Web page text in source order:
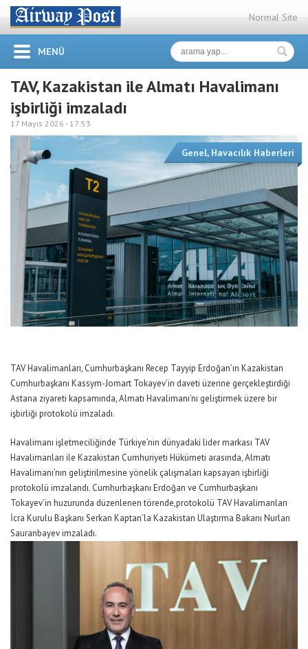
Normal Site
MENÜ
TAV, Kazakistan ile Almatı Havalimanı
işbirliği imzaladı
17 Mayıs 2026 - 17:53
Genel, Havacılık Haberleri
TAV Havalimanları, Cumhurbaşkanı Recep Tayyip Erdoğan’ın Kazakistan
Cumhurbaşkanı Kassym-Jomart Tokayev’in daveti üzerine gerçekleştirdiği
Astana ziyareti kapsamında,Almatı Havalimanı’nı geliştirmek üzere bir
işbirliği protokolü imzaladı.
Havalimanı işletmeciliğinde Türkiye’nin dünyadaki lider markası TAV
Havalimanları ile Kazakistan Cumhuriyeti Hükümeti arasında, Almatı
Havalimanı’nın geliştirilmesine yönelik çalışmaları kapsayan işbirliği
protokolü imzalandı. Cumhurbaşkanı Erdoğan ve Cumhurbaşkanı
Tokayev’in huzurunda düzenlenen törende,protokolü TAV Havalimanları
İcra Kurulu Başkanı Serkan Kaptan’la Kazakistan Ulaştırma Bakanı Nurlan
Sauranbayev imzaladı.